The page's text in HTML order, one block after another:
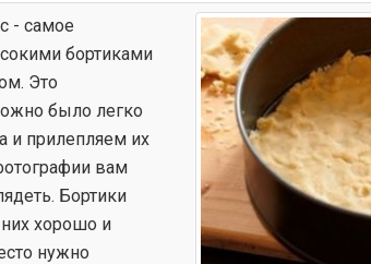
- самое
бортиками
Это
было легко
и прилепляем их
вам
Бортики
хорошо и
нужно